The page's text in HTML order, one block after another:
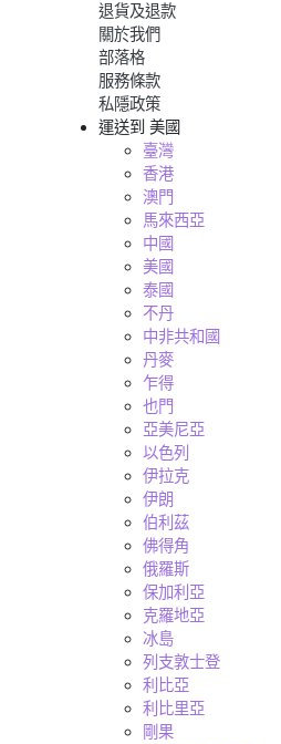
退貨及退款
關於我們
部落格
服務條款
私隱政策
運送到 美國
臺灣
香港
澳門
馬來西亞
中國
美國
泰國
不丹
中非共和國
丹麥
乍得
也門
亞美尼亞
以色列
伊拉克
伊朗
伯利茲
佛得角
俄羅斯
保加利亞
克羅地亞
冰島
列支敦士登
利比亞
利比里亞
剛果